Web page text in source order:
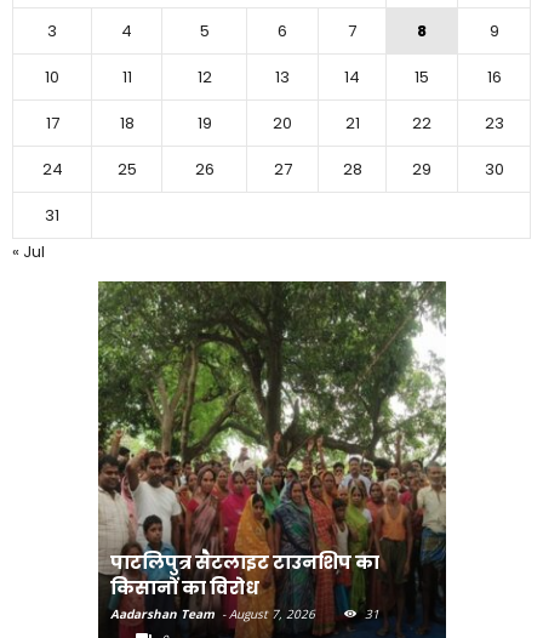
3
4 5 6 7 8
9
10
11 12 13 14 15
16
17
18 19 20 21 22
23
24
25 26 27 28 29
30
31
« Jul
पाटलिपुत्र सैटलाइट टाउनशिप का
किसानों का विरोध
Aadarshan Team - August 7, 2026
31